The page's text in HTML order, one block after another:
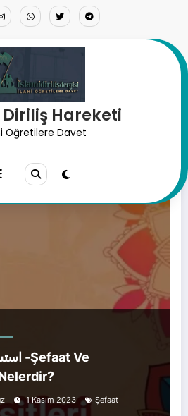
Hareketi
Öğretilere Davet
şefaat
1 Kasım 2023 Şefaat